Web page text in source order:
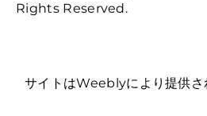
Rights Reserved.
サイトはWeeblyにより提供さ